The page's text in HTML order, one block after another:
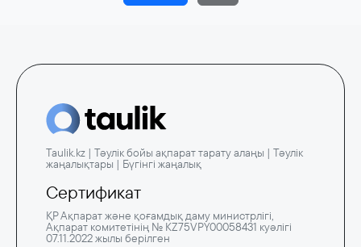
Taulik.kz | Тәулік бойы ақпарат тарату алаңы | Тәулік
жаңалықтары | Бүгінгі жаңалық
Сертификат
ҚР Ақпарат және қоғамдық даму министрлігі,
Ақпарат комитетінің № KZ75VPY00058431 куәлігі
07.11.2022 жылы берілген